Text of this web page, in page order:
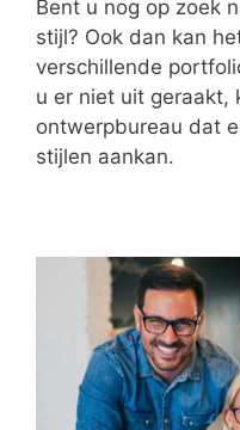
Bent u nog op zoek
stijl? Ook dan kan
verschillende
u er niet uit geraakt,
ontwerpbureau dat
stijlen aankan.